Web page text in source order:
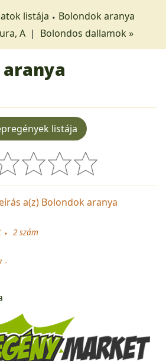
listája
Bolondok aranya
A | Bolondos dallamok »
listája
a(z) Bolondok aranya
2 szám
-